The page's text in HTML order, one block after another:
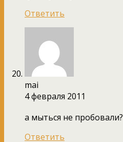
Ответить
mai
4 февраля 2011
а мыться не пробовали?
Ответить